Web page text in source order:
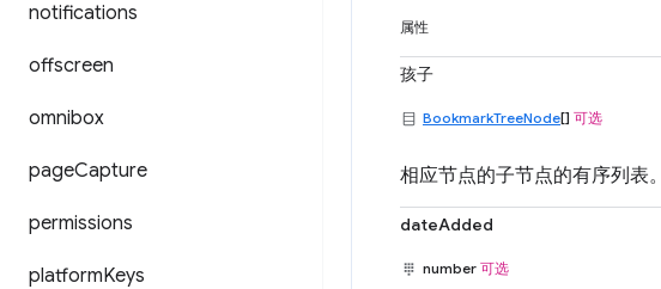
notifications
offscreen
omnibox
pageCapture
permissions
platformKeys
属性
孩子
BookmarkTreeNode[] 可选
相应节点的子节点的有序列表。
dateAdded
number 可选